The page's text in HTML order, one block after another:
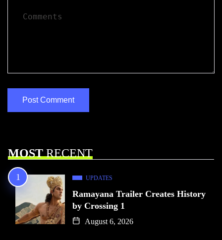
MOSTRECENT
UPDATES
Ramayana Trailer Creates History
by Crossing 1
August 6, 2026